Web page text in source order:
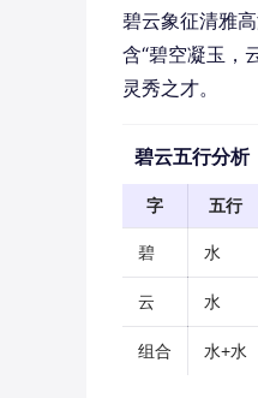
碧云象征清雅
含“碧空凝玉，
灵秀之才。
碧云五行分析
字 五行
碧 水
云 水
组合 水+水